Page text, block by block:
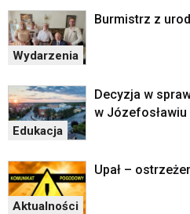
Wydarzenia
Burmistrz z
Edukacja
Decyzja w
w Józefosławiu
Aktualności
Upał –